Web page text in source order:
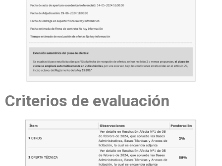
Criterios de evaluación